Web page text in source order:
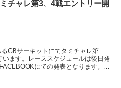
チャレ第3、4戦エントリー開
GBサーキットにてタミチャレ第
います。レーススケジュールは後日発
にての発表となります。